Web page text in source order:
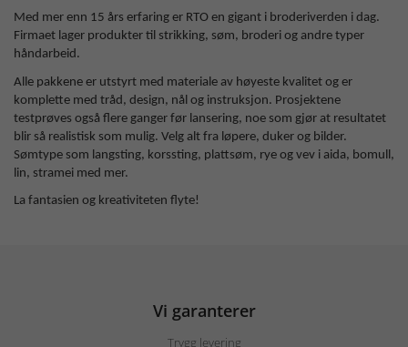
Med mer enn 15 års erfaring er RTO en gigant i broderiverden i dag.
Firmaet lager produkter til strikking, søm, broderi og andre typer
håndarbeid.
Alle pakkene er utstyrt med materiale av høyeste kvalitet og er
komplette med tråd, design, nål og instruksjon. Prosjektene
testprøves også flere ganger før lansering, noe som gjør at resultatet
blir så realistisk som mulig. Velg alt fra løpere, duker og bilder.
Sømtype som langsting, korssting, plattsøm, rye og vev i aida, bomull,
lin, stramei med mer.
La fantasien og kreativiteten flyte!
Vi garanterer
Trygg levering